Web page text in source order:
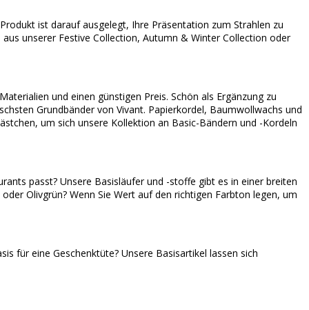
ist darauf ausgelegt, Ihre Präsentation zum Strahlen zu
unserer Festive Collection, Autumn & Winter Collection oder
und einen günstigen Preis. Schön als Ergänzung zu
Grundbänder von Vivant. Papierkordel, Baumwollwachs und
um sich unsere Kollektion an Basic-Bändern und -Kordeln
passt? Unsere Basisläufer und -stoffe gibt es in einer breiten
Olivgrün? Wenn Sie Wert auf den richtigen Farbton legen, um
für eine Geschenktüte? Unsere Basisartikel lassen sich